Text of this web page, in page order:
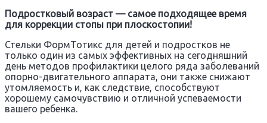
Подростковый возраст — самое подходящее время
для коррекции стопы при плоскостопии!
Стельки ФормТотикс для детей и подростков не
только один из самых эффективных на сегодняшний
день методов профилактики целого ряда заболеваний
опорно-двигательного аппарата, они также снижают
утомляемость и, как следствие, способствуют
хорошему самочувствию и отличной успеваемости
вашего ребенка.